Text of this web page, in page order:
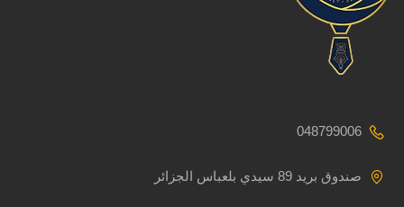
048799006
صندوق بريد 89 سيدي بلعباس الجزائر